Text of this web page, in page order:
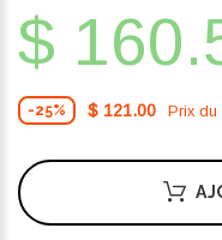
$
-25% $ 121.00 Prix ​​du